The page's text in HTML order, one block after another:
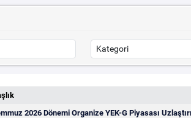
2026 Dönemi Organize YEK-G Piyasası